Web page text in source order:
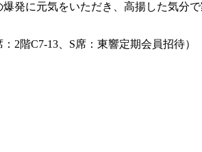
爆発に元気をいただき、高揚した気分
：2階C7-13、S席：東響定期会員招待）